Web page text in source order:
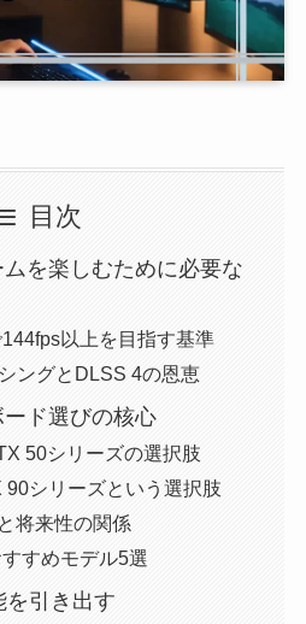
目次
を楽しむために必要な
以上を目指す基準
ングとDLSS 4の恩恵
ド選びの核心
50シリーズの選択肢
90シリーズという選択肢
将来性の関係
すめモデル5選
を引き出す